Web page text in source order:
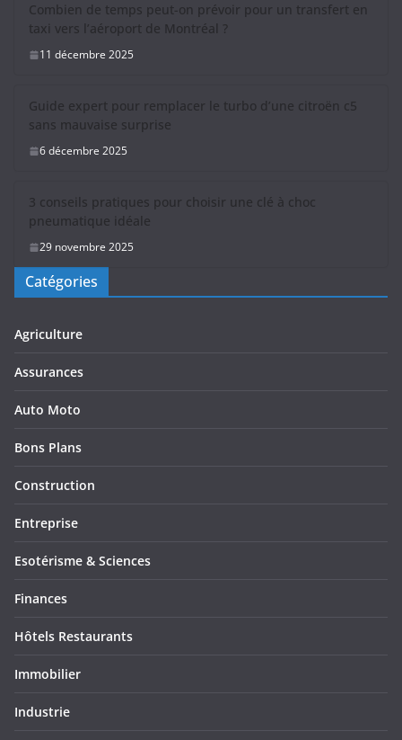
Combien de temps peut-on prévoir pour un transfert en
taxi vers l’aéroport de Montréal ?
11 décembre 2025
Guide expert pour remplacer le turbo d’une citroën c5
sans mauvaise surprise
6 décembre 2025
3 conseils pratiques pour choisir une clé à choc
pneumatique idéale
29 novembre 2025
Catégories
Agriculture
Assurances
Auto Moto
Bons Plans
Construction
Entreprise
Esotérisme & Sciences
Finances
Hôtels Restaurants
Immobilier
Industrie